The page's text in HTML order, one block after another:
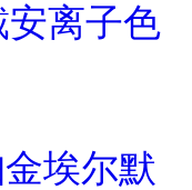
离子色
埃尔默